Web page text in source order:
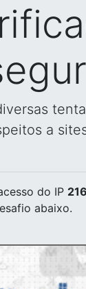
a
do IP
abaixo.